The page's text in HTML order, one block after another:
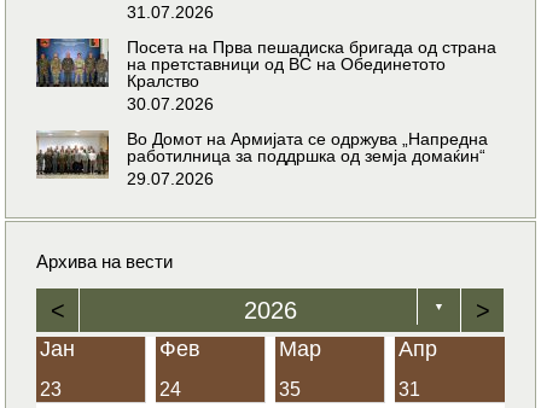
31.07.2026
Посета на Прва пешадиска бригада од страна
на претставници од ВС на Обединетото
Кралство
30.07.2026
Во Домот на Армијата се одржува „Напредна
работилница за поддршка од земја домаќин“
29.07.2026
Архива на вести
< 2026 ▼ >
Јан
23
Фев
24
Мар
35
Апр
31